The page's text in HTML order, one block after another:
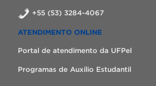
+55 (53) 3284-4067
ATENDIMENTO ONLINE
Portal de atendimento da UFPel
Programas de Auxílio Estudantil